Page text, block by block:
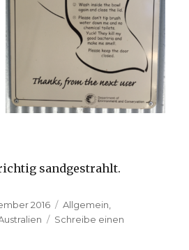
sandgestrahlt.
2016 Kategorien
Allgemein
Schreibe einen